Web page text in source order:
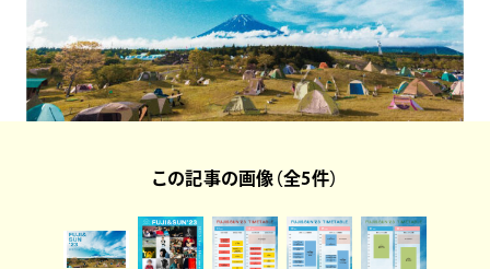
この記事の画像（全5件）